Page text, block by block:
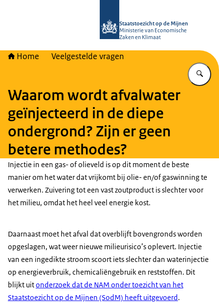
Staatstoezicht op de Mijnen
Ministerie van Economische
Zaken en Klimaat
Home Veelgestelde vragen
Waarom wordt afvalwater
geïnjecteerd in de diepe
ondergrond? Zijn er geen
betere methodes?
Injectie in een gas- of olieveld is op dit moment de beste
manier om het water dat vrijkomt bij olie- en/of gaswinning te
verwerken. Zuivering tot een vast zoutproduct is slechter voor
het milieu, omdat het heel veel energie kost.
Daarnaast moet het afval dat overblijft bovengronds worden
opgeslagen, wat weer nieuwe milieurisico’s oplevert. Injectie
van een ingedikte stroom scoort iets slechter dan waterinjectie
op energieverbruik, chemicaliëngebruik en reststoffen. Dit
blijkt uitonderzoek dat de NAM onder toezicht van het
Staatstoezicht op de Mijnen (SodM) heeft uitgevoerd.